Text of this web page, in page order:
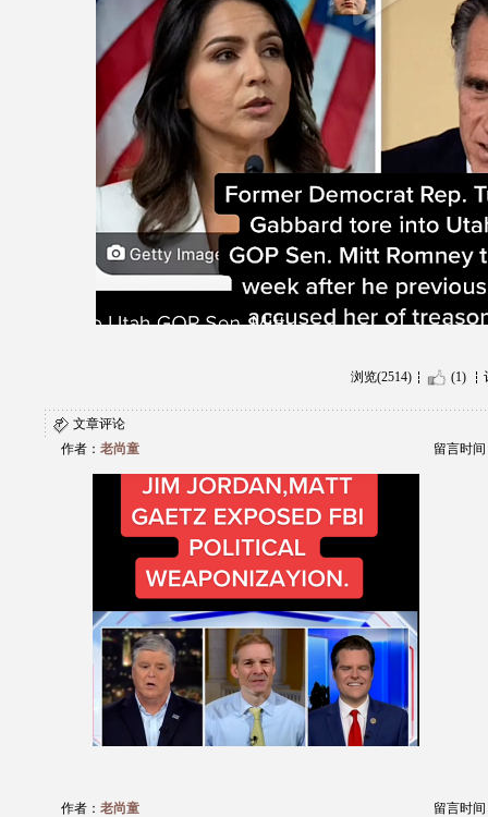
浏览(2514) (1)
文章评论
作者： 老尚童 留言时间
作者： 老尚童 留言时间